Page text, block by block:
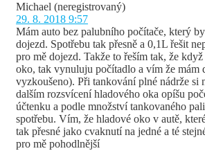
Michael (neregistrovaný)
29. 8. 2018 9:57
Mám auto bez palubního počítače, který
dojezd. Spotřebu tak přesně a 0,1L řešit
pro mě dojezd. Takže to řeším tak, že
oko, tak vynuluju počítadlo a vím že mám
vyzkoušeno). Při tankování plné nádrže si
dalším rozsvícení hladového oka opíšu
účtenku a podle množství tankovaného
spotřebu. Vím, že hladové oko v autě,
tak přesné jako cvaknutí na jedné a té
pro mě pohodlnější